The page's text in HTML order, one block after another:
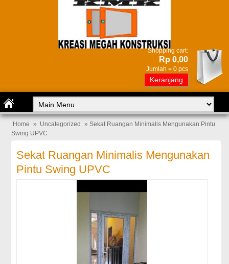
Shopping cart:
Rp 0,00
Jumlah = 0 pcs
Keranjang
Home » Uncategorized
» Sekat Ruangan Minimalis Mengunakan Pintu
Swing UPVC
Sekat Ruangan Minimalis Mengunakan
Pintu Swing UPVC